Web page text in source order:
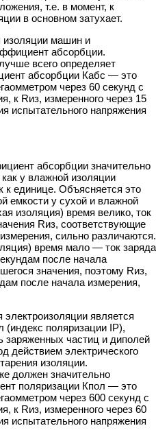
т.е. в момент, к
в основном затухает.
изоляции машин и
абсорбции.
всего определяет
абсорбции Кабс — это
через 60 секунд с
к Rиз, измеренного через 15
испытательного напряжения
абсорбции значительно
у влажной изоляции
к единице. Объясняется это
емкости у сухой и влажной
изоляция) время велико, ток
Rиз, соответствующие
сильно различаются.
время мало — ток заряда
после начала
значения, поэтому Rиз,
после начала измерения,
электроизоляции является
поляризации IP),
заряженных частиц и диполей
действием электрического
изоляции.
должен значительно
поляризации Кпол — это
через 600 секунд с
к Rиз, измеренного через 60
испытательного напряжения